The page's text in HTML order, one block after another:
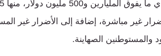
غير مباشرة، إضافة إلى الأضرار غير
والمستوطنين الصهاينة.